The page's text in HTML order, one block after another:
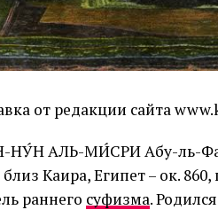
от редакции сайта
НУ́Н АЛЬ-МИ́СРИ Абу-ль-
Каи­ра, Еги­пет – ок.
ран­не­го су­физ­ма.